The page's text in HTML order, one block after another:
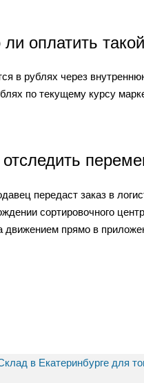
оплатить
в рублях через
по текущему курсу
отследить
передаст заказ в
сортировочного
движением прямо в